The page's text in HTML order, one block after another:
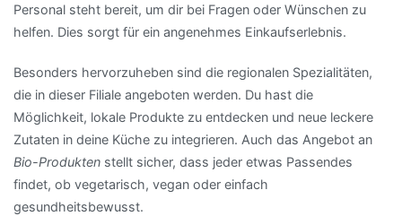
Personal steht bereit, um dir bei Fragen oder Wünschen zu
helfen. Dies sorgt für ein angenehmes Einkaufserlebnis.
Besonders hervorzuheben sind die regionalen Spezialitäten,
die in dieser Filiale angeboten werden. Du hast die
Möglichkeit, lokale Produkte zu entdecken und neue leckere
Zutaten in deine Küche zu integrieren. Auch das Angebot an
Bio-Produkten stellt sicher, dass jeder etwas Passendes
findet, ob vegetarisch, vegan oder einfach
gesundheitsbewusst.